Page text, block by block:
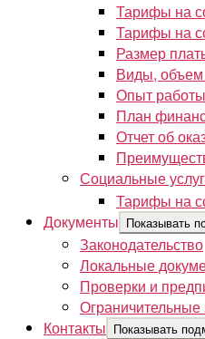
Тарифы на
Тарифы на
Размер
Виды, объем
Опыт работы
План
Отчет об
Социальные
Тарифы на
Документы Показывать
Законодательство
Локальные
Проверки и
Контакты Показывать